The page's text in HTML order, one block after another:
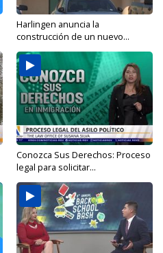
Harlingen anuncia la
construcción de un nuevo...
Conozca Sus Derechos: Proceso
legal para solicitar...